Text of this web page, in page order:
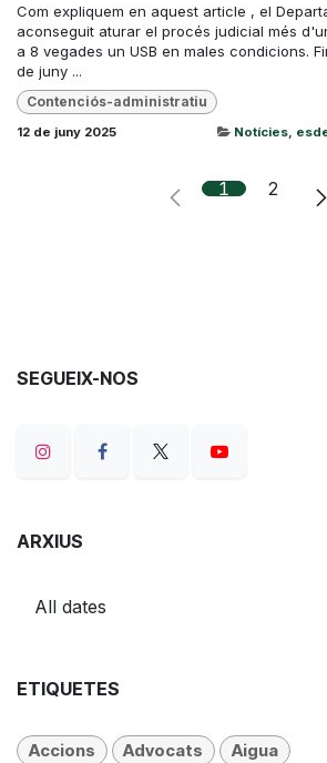
Com expliquem en aquest article , el
aconseguit aturar el procés judicial més
a 8 vegades un USB en males condicions.
de juny ...
Contenciós-administratiu
12 de juny 2025 Notícies,
1 2
SEGUEIX-NOS
ARXIUS
ETIQUETES
Accions Advocats Aigua